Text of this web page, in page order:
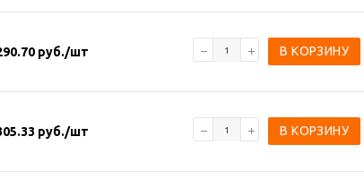
руб./шт В КОРЗИНУ
руб./шт В КОРЗИНУ